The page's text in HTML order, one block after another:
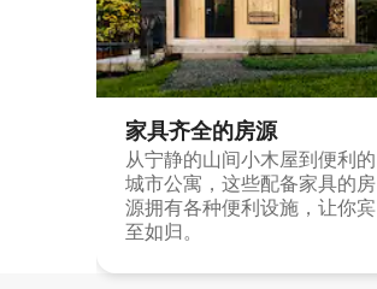
家具齐全的房源
从宁静的山间小木屋到便利的
城市公寓，这些配备家具的房
源拥有各种便利设施，让你宾
至如归。